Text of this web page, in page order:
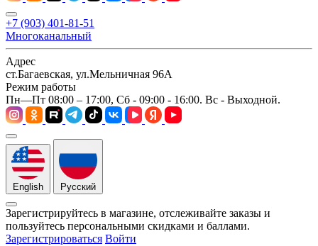
+7 (903) 401-81-51
Многоканальный
Адрес
ст.Багаевская, ул.Мельничная 96А
Режим работы
Пн—Пт 08:00 – 17:00, Сб - 09:00 - 16:00. Вс - Выходной.
English Русский
Зарегистрируйтесь в магазине, отслеживайте заказы и
пользуйтесь персональными скидками и баллами.
Зарегистрироваться Войти